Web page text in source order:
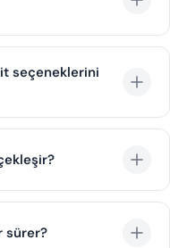
ödeme formunu
sağlar. Direkt API
deneyimi sunar
seçeneklerini
bankaların kredi kartı
kolayca
belirlenen vade
transfer yapar.
sürer?